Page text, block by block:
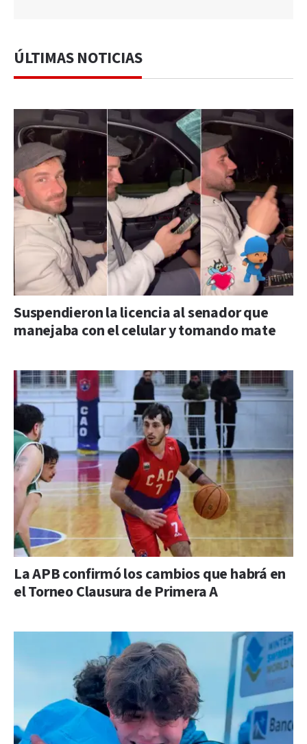
ÚLTIMAS NOTICIAS
Suspendieron la licencia al senador que
manejaba con el celular y tomando mate
La APB confirmó los cambios que habrá en
el Torneo Clausura de Primera A